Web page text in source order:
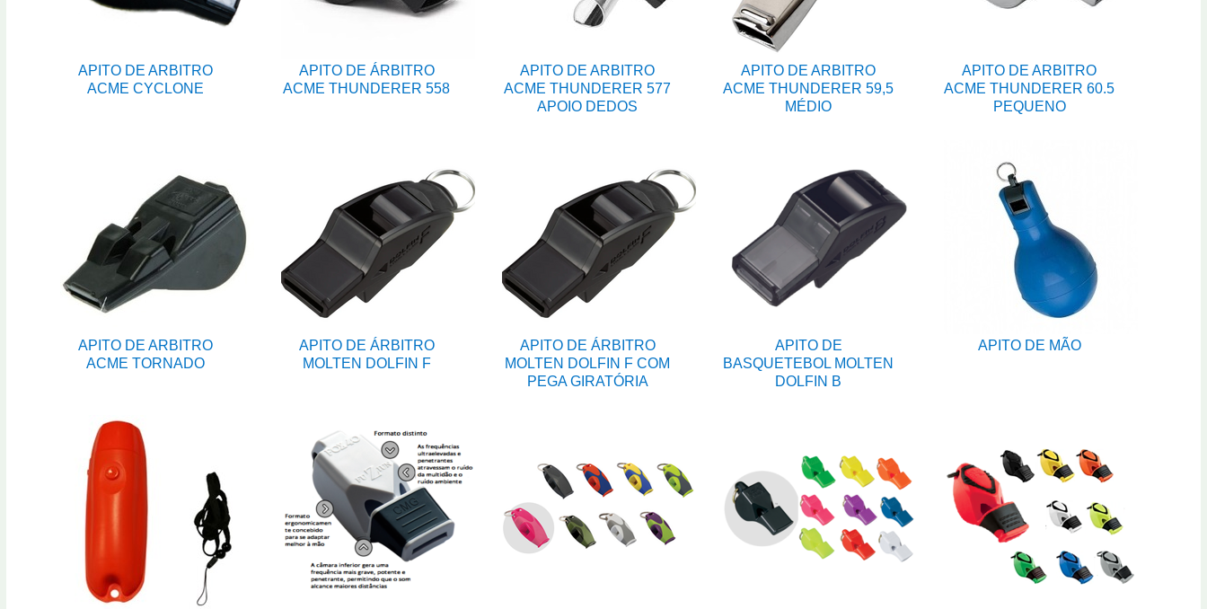
APITO DE ARBITRO
ACME CYCLONE
APITO DE ÁRBITRO
ACME THUNDERER 558
APITO DE ARBITRO
ACME THUNDERER 577
APOIO DEDOS
APITO DE ARBITRO
ACME THUNDERER 59,5
MÉDIO
APITO DE ARBITRO
ACME THUNDERER 60.5
PEQUENO
APITO DE ARBITRO
ACME TORNADO
APITO DE ÁRBITRO
MOLTEN DOLFIN F
APITO DE ÁRBITRO
MOLTEN DOLFIN F COM
PEGA GIRATÓRIA
APITO DE
BASQUETEBOL MOLTEN
DOLFIN B
APITO DE MÃO